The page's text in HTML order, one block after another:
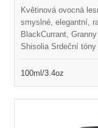
Květinová ovocná
smyslné, elegantní,
BlackCurrant,
Shisolia Srdeční
lesy a pižmo
100ml/3.4oz